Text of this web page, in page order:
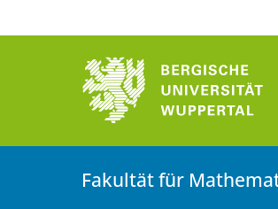
Fakultät für